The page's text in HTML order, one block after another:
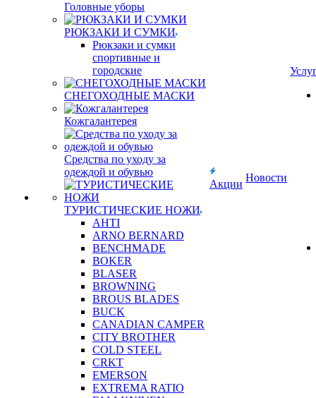
Головные уборы
РЮКЗАКИ И СУМКИ
Рюкзаки и сумки
спортивные и
городские
СНЕГОХОДНЫЕ МАСКИ
Кожгалантерея
Средства по уходу за
одеждой и обувью
ТУРИСТИЧЕСКИЕ НОЖИ
AHTI
ARNO BERNARD
BENCHMADE
BOKER
BLASER
BROWNING
BROUS BLADES
BUCK
CANADIAN CAMPER
CITY BROTHER
COLD STEEL
CRKT
EMERSON
EXTREMA RATIO
Акции
Новости